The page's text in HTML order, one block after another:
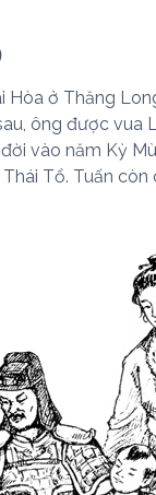
ở Thăng
ông được vua
vào năm Kỳ
Tổ. Tuấn